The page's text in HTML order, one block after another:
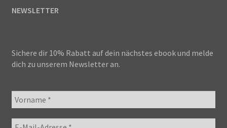
NEWSLETTER
Sichere dir 10% Rabatt auf dein nächstes ebook und melde
dich zu unserem Newsletter an.